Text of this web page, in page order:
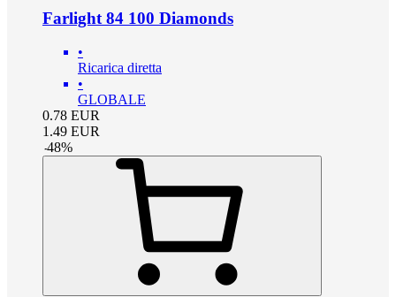
Farlight 84 100 Diamonds
•
Ricarica diretta
•
GLOBALE
0.78 EUR
1.49 EUR
-48%